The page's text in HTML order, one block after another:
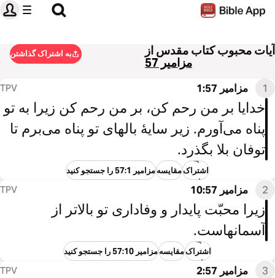
آیات محبوب کتاب مقدس از
مزامیر 57
به اشتراک گذاشتن
1 مزامیر 1:57 TPV
خدایا بر من رحم کن، بر من رحم کن زیرا به تو
پناه می‌آورم. زیر سایهٔ بالهای تو پناه می‌برم تا
توفان بلا بگذرد.
به
اشتراک
گذاشتن
مقایسهمزامیر 57:1 را جستجو کنید
2 مزامیر 10:57 TPV
زیرا محبّت پایدار و وفاداری تو بالاتر از
آسمانهاست.
به
اشتراک
گذاشتن
مقایسهمزامیر 57:10 را جستجو کنید
3 مزامیر 2:57 TPV